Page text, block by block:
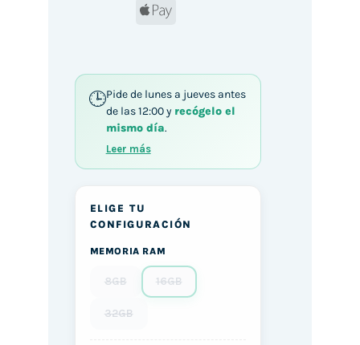
Apple
Pide de lunes a jueves antes
de las 12:00 y recógelo el
mismo día.
Leer más
ELIGE TU
CONFIGURACIÓN
MEMORIA RAM
8GB 16GB
32GB